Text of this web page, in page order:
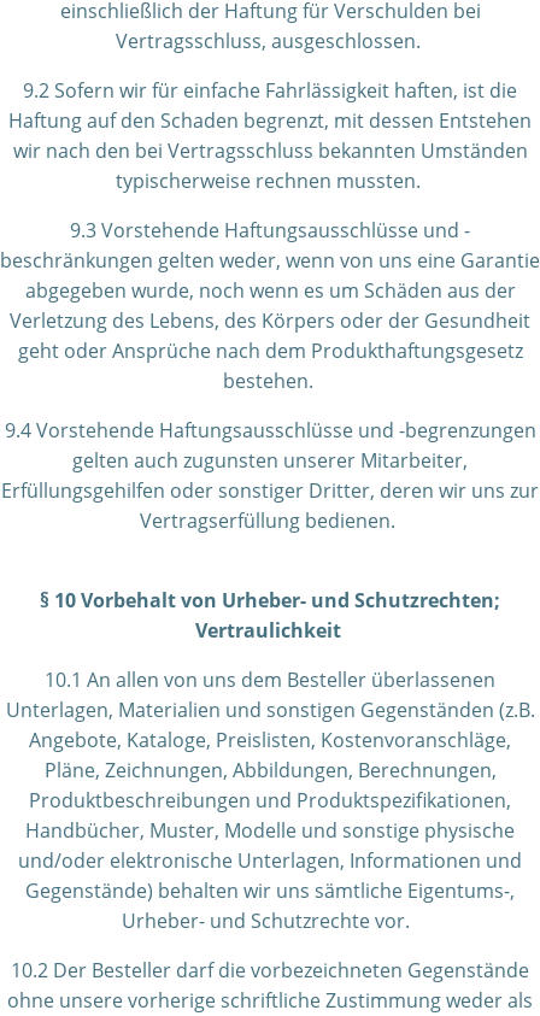
einschließlich der Haftung für Verschulden bei
Vertragsschluss, ausgeschlossen.
9.2 Sofern wir für einfache Fahrlässigkeit haften, ist die
Haftung auf den Schaden begrenzt, mit dessen Entstehen
wir nach den bei Vertragsschluss bekannten Umständen
typischerweise rechnen mussten.
9.3 Vorstehende Haftungsausschlüsse und -
beschränkungen gelten weder, wenn von uns eine Garantie
abgegeben wurde, noch wenn es um Schäden aus der
Verletzung des Lebens, des Körpers oder der Gesundheit
geht oder Ansprüche nach dem Produkthaftungsgesetz
bestehen.
9.4 Vorstehende Haftungsausschlüsse und -begrenzungen
gelten auch zugunsten unserer Mitarbeiter,
Erfüllungsgehilfen oder sonstiger Dritter, deren wir uns zur
Vertragserfüllung bedienen.
§ 10 Vorbehalt von Urheber- und Schutzrechten;
Vertraulichkeit
10.1 An allen von uns dem Besteller überlassenen
Unterlagen, Materialien und sonstigen Gegenständen (z.B.
Angebote, Kataloge, Preislisten, Kostenvoranschläge,
Pläne, Zeichnungen, Abbildungen, Berechnungen,
Produktbeschreibungen und Produktspezifikationen,
Handbücher, Muster, Modelle und sonstige physische
und/oder elektronische Unterlagen, Informationen und
Gegenstände) behalten wir uns sämtliche Eigentums-,
Urheber- und Schutzrechte vor.
10.2 Der Besteller darf die vorbezeichneten Gegenstände
ohne unsere vorherige schriftliche Zustimmung weder als